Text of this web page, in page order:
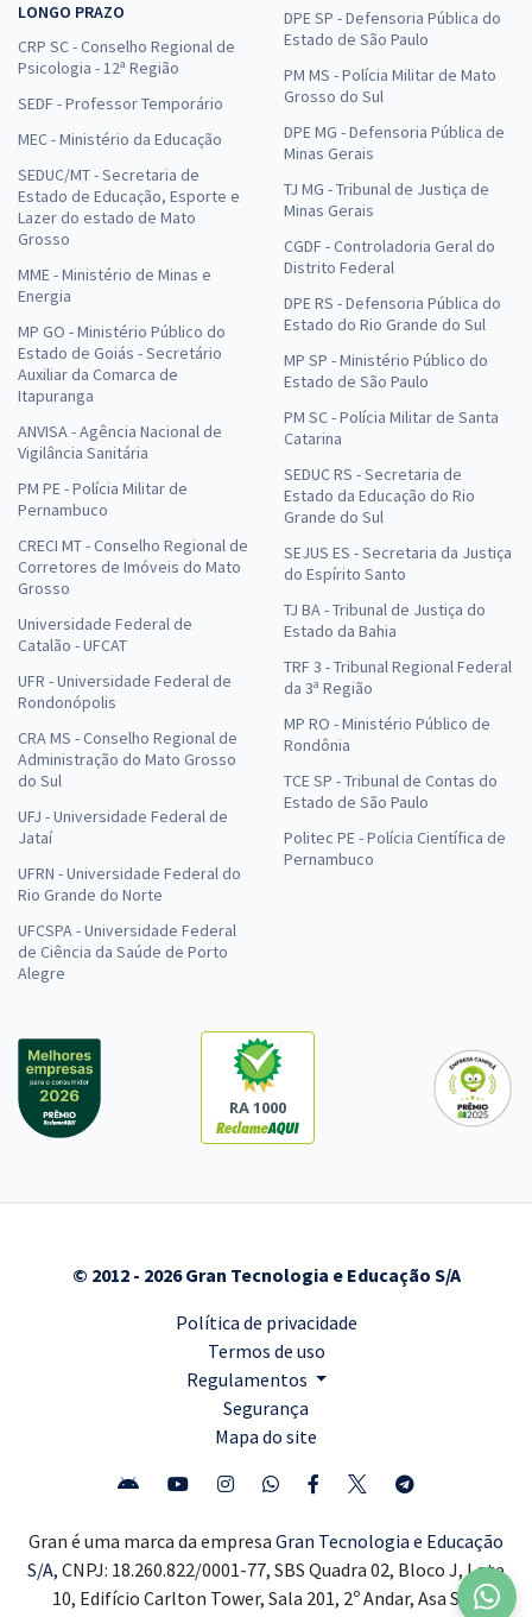
LONGO PRAZO
CRP SC - Conselho Regional de
Psicologia - 12ª Região
SEDF - Professor Temporário
MEC - Ministério da Educação
SEDUC/MT - Secretaria de
Estado de Educação, Esporte e
Lazer do estado de Mato
Grosso
MME - Ministério de Minas e
Energia
MP GO - Ministério Público do
Estado de Goiás - Secretário
Auxiliar da Comarca de
Itapuranga
ANVISA - Agência Nacional de
Vigilância Sanitária
PM PE - Polícia Militar de
Pernambuco
CRECI MT - Conselho Regional de
Corretores de Imóveis do Mato
Grosso
Universidade Federal de
Catalão - UFCAT
UFR - Universidade Federal de
Rondonópolis
CRA MS - Conselho Regional de
Administração do Mato Grosso
do Sul
UFJ - Universidade Federal de
Jataí
UFRN - Universidade Federal do
Rio Grande do Norte
UFCSPA - Universidade Federal
de Ciência da Saúde de Porto
Alegre
DPE SP - Defensoria Pública do
Estado de São Paulo
PM MS - Polícia Militar de Mato
Grosso do Sul
DPE MG - Defensoria Pública de
Minas Gerais
TJ MG - Tribunal de Justiça de
Minas Gerais
CGDF - Controladoria Geral do
Distrito Federal
DPE RS - Defensoria Pública do
Estado do Rio Grande do Sul
MP SP - Ministério Público do
Estado de São Paulo
PM SC - Polícia Militar de Santa
Catarina
SEDUC RS - Secretaria de
Estado da Educação do Rio
Grande do Sul
SEJUS ES - Secretaria da Justiça
do Espírito Santo
TJ BA - Tribunal de Justiça do
Estado da Bahia
TRF 3 - Tribunal Regional Federal
da 3ª Região
MP RO - Ministério Público de
Rondônia
TCE SP - Tribunal de Contas do
Estado de São Paulo
Politec PE - Polícia Científica de
Pernambuco
RA 1000
© 2012 - 2026 Gran Tecnologia e Educação S/A
Política de privacidade
Termos de uso
Regulamentos
Segurança
Mapa do site
Gran é uma marca da empresa Gran Tecnologia e Educação
S/A, CNPJ: 18.260.822/0001-77, SBS Quadra 02, Bloco J, Lote
10, Edifício Carlton Tower, Sala 201, 2º Andar, Asa Sul,